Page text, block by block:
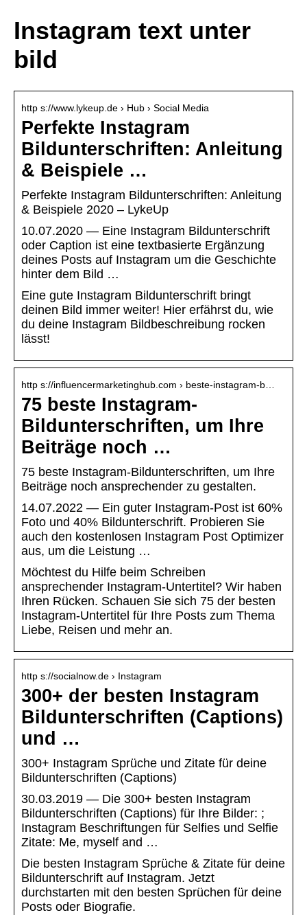
Instagram text unter
bild
http s://www.lykeup.de › Hub › Social Media
Perfekte Instagram
Bildunterschriften: Anleitung
& Beispiele …
Perfekte Instagram Bildunterschriften: Anleitung
& Beispiele 2020 – LykeUp
10.07.2020 — Eine Instagram Bildunterschrift
oder Caption ist eine textbasierte Ergänzung
deines Posts auf Instagram um die Geschichte
hinter dem Bild …
Eine gute Instagram Bildunterschrift bringt
deinen Bild immer weiter! Hier erfährst du, wie
du deine Instagram Bildbeschreibung rocken
lässt!
http s://influencermarketinghub.com › beste-instagram-b…
75 beste Instagram-
Bildunterschriften, um Ihre
Beiträge noch …
75 beste Instagram-Bildunterschriften, um Ihre
Beiträge noch ansprechender zu gestalten.
14.07.2022 — Ein guter Instagram-Post ist 60%
Foto und 40% Bildunterschrift. Probieren Sie
auch den kostenlosen Instagram Post Optimizer
aus, um die Leistung …
Möchtest du Hilfe beim Schreiben
ansprechender Instagram-Untertitel? Wir haben
Ihren Rücken. Schauen Sie sich 75 der besten
Instagram-Untertitel für Ihre Posts zum Thema
Liebe, Reisen und mehr an.
http s://socialnow.de › Instagram
300+ der besten Instagram
Bildunterschriften (Captions)
und …
300+ Instagram Sprüche und Zitate für deine
Bildunterschriften (Captions)
30.03.2019 — Die 300+ besten Instagram
Bildunterschriften (Captions) für Ihre Bilder: ;
Instagram Beschriftungen für Selfies und Selfie
Zitate: Me, myself and …
Die besten Instagram Sprüche & Zitate für deine
Bildunterschrift auf Instagram. Jetzt
durchstarten mit den besten Sprüchen für deine
Posts oder Biografie.